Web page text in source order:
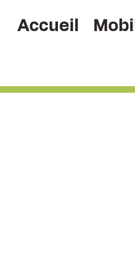
Accueil